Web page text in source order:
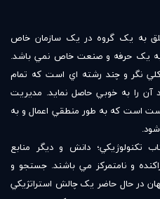
به يک گروه در يک سازمان خاص
يک حرفه و صنعت خاص نمي باشد.
نگر و چند رشته اي است که تمام
آن را به خوبي حاصل نمايد. مديريت
است که به طور منطقي اعمال و به
تکنولوژيکي؛ دانش و ديگر منابع
و نامتمرکز مي باشند. جستجو و
در حال حاضر يک چالش استراتژيکي